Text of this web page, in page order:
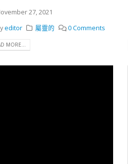
27, 2021
editor 屬靈的 0 Comments
MORE...